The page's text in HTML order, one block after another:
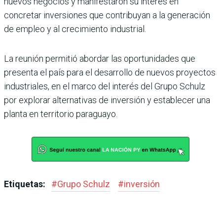
concretar inversiones que contribuyan a la generación
de empleo y al crecimiento industrial.
La reunión permitió abordar las oportunidades que
presenta el país para el desarrollo de nuevos proyectos
industria­les, en el marco del interés del Grupo Schulz
por explo­rar alternativas de inversión y establecer una
planta en terri­torio paraguayo.
Etiquetas: #Grupo Schulz #inversión